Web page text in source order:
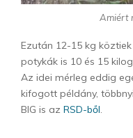
Amiért
Ezután 12-15 kg
potykák is 10 és 15
Az idei mérleg eddig
kifogott példány,
BIG is az RSD-ből